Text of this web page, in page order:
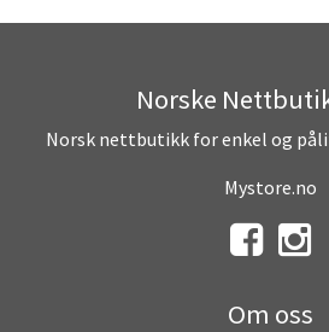
Norske
Norsk nettbutikk for enkel og
Mystore.no
Om oss